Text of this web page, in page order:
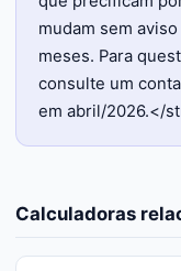
mudam sem
meses. Para
consulte um
em abril/2026.</
Calculadoras